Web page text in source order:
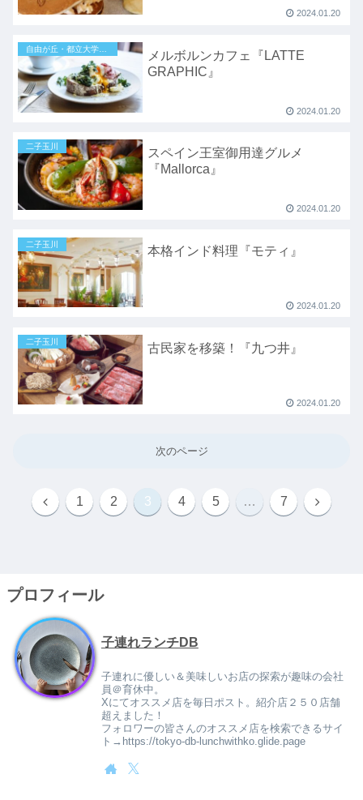
2024.01.20
自由が丘・都立大学・目黒
メルボルンカフェ『LATTE
GRAPHIC』
2024.01.20
二子玉川
スペイン王室御用達グルメ
『Mallorca』
2024.01.20
二子玉川 本格インド料理『モティ』
2024.01.20
二子玉川 古民家を移築！『九つ井』
2024.01.20
次のページ
1 2 3 4 5 … 7
プロフィール
子連れランチDB
子連れに優しい＆美味しいお店の探索が趣味の会社
員＠育休中。
Xにてオススメ店を毎日ポスト。紹介店２５０店舗
超えました！
フォロワーの皆さんのオススメ店を検索できるサイ
ト→https://tokyo-db-lunchwithko.glide.page